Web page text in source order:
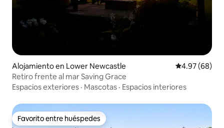
Alojamiento en Lower Newcastle Calificación
4.97 (68)
Retiro frente al mar Saving Grace
Espacios exteriores · Mascotas · Espacios interiores
Favorito entre huéspedes
Favorito entre huéspedes